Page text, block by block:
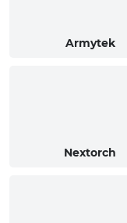
Armytek
Nextorch